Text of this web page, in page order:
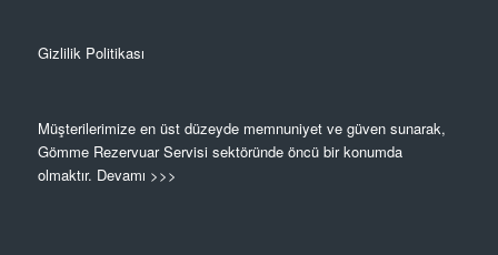
Gizlilik Politikası
Müşterilerimize en üst düzeyde memnuniyet ve güven sunarak,
Gömme Rezervuar Servisi sektöründe öncü bir konumda
olmaktır. Devamı >>>